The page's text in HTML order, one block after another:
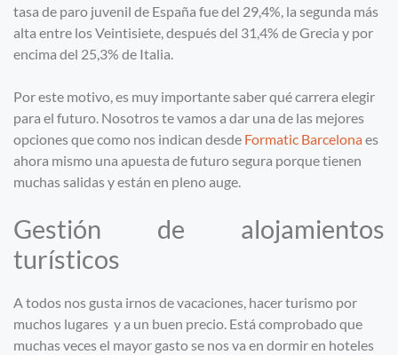
tasa de paro juvenil de España fue del 29,4%, la segunda más
alta entre los Veintisiete, después del 31,4% de Grecia y por
encima del 25,3% de Italia.
Por este motivo, es muy importante saber qué carrera elegir
para el futuro. Nosotros te vamos a dar una de las mejores
opciones que como nos indican desde Formatic Barcelonaes
ahora mismo una apuesta de futuro segura porque tienen
muchas salidas y están en pleno auge.
Gestión de alojamientos
turísticos
A todos nos gusta irnos de vacaciones, hacer turismo por
muchos lugares y a un buen precio. Está comprobado que
muchas veces el mayor gasto se nos va en dormir en hoteles